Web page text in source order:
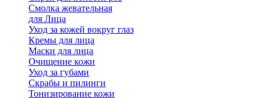
Смолка жевательная
для Лица
Уход за кожей вокруг глаз
Кремы для лица
Маски для лица
Очищение кожи
Уход за губами
Скрабы и пилинги
Тонизирование кожи